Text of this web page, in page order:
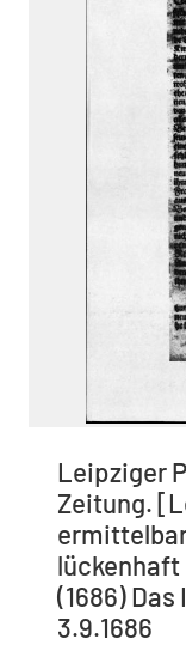
Leipziger
Zeitung.
lückenhaft
(1686)
3.9.1686